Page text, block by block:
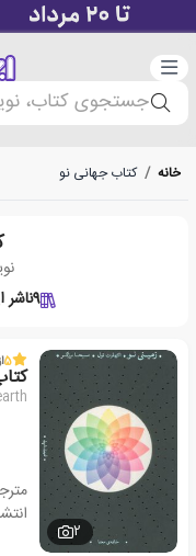
دسته‌بندی
جستجوی کتاب،
خانه / کتاب جهانی نو
9ناشر
2
5